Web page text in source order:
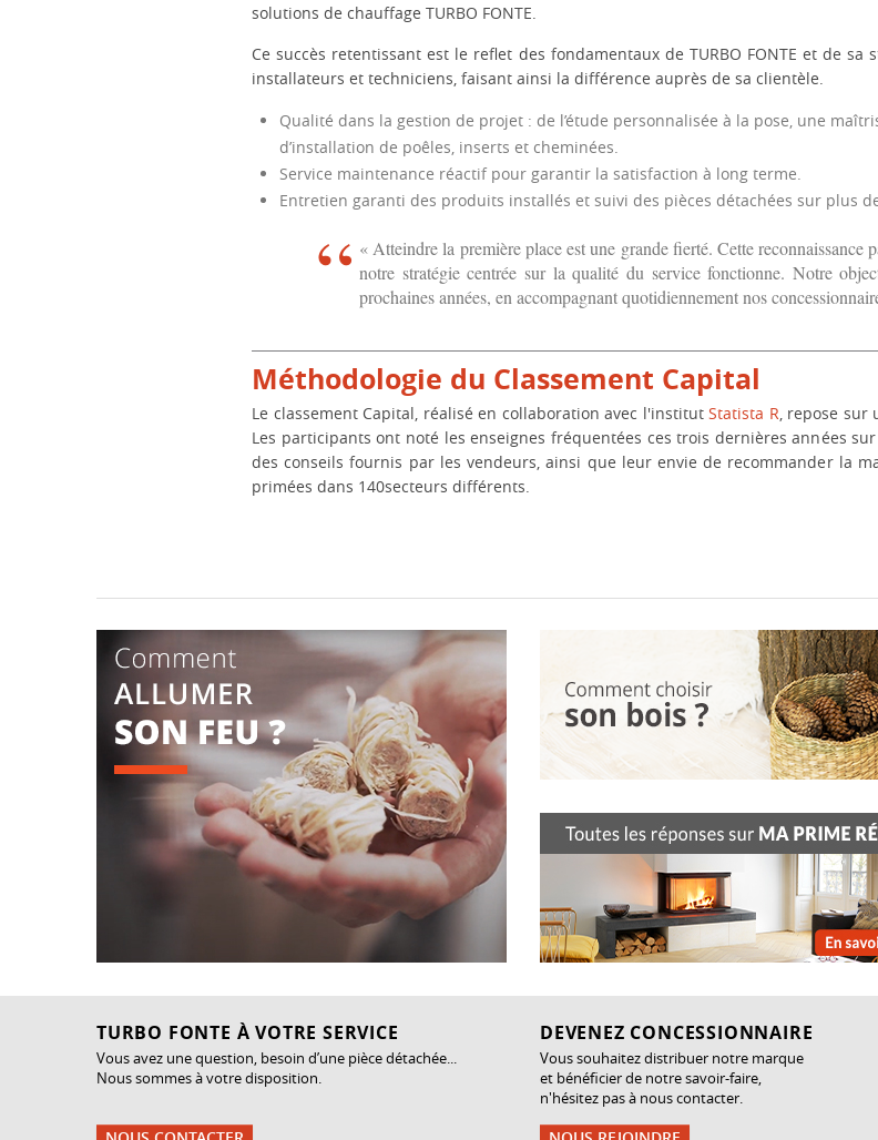
solutions de chauffage TURBO FONTE. ​
Ce succès retentissant est le reflet des fondamentaux de TURBO FONTE et de sa
installateurs et techniciens, faisant ainsi la différence auprès de sa clientèle.
Qualité dans la gestion de projet : de l’étude personnalisée à la pose, une
d’installation de poêles, inserts et cheminées.
Service maintenance réactif pour garantir la satisfaction à long terme.
Entretien garanti des produits installés et suivi des pièces détachées sur plus
« Atteindre la première place est une grande fierté. Cette reconnaissance
notre stratégie centrée sur la qualité du service fonctionne. Notre
prochaines années, en accompagnant quotidiennement nos
Méthodologie du Classement Capital
Le classement Capital, réalisé en collaboration avec l'institut Statista R , repose
Les participants ont noté les enseignes fréquentées ces trois dernières années
des conseils fournis par les vendeurs, ainsi que leur envie de recommander la
primées dans 140secteurs différents. ​
TURBO FONTE À VOTRE SERVICE
Vous avez une question, besoin d’une pièce détachée...
Nous sommes à votre disposition.
DEVENEZ CONCESSIONNAIRE
Vous souhaitez distribuer notre marque
et bénéficier de notre savoir-faire,
n'hésitez pas à nous contacter.